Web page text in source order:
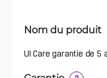
Nom du produit
UI Care garantie de 5